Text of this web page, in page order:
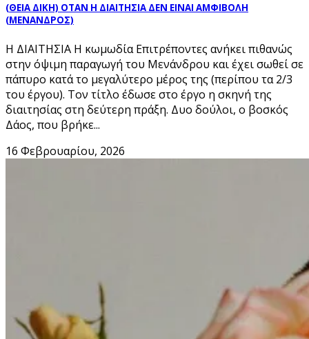
(ΘΕΙΑ ΔΙΚΗ) ΟΤΑΝ Η ΔΙΑΙΤΗΣΙΑ ΔΕΝ ΕΙΝΑΙ ΑΜΦΙΒΟΛΗ
(ΜΕΝΑΝΔΡΟΣ)
Η ΔΙΑΙΤΗΣΙΑ Η κωμωδία Επιτρέποντες ανήκει πιθανώς
στην όψιμη παραγωγή του Μενάνδρου και έχει σωθεί σε
πάπυρο κατά το μεγαλύτερο μέρος της (περίπου τα 2/3
του έργου). Τον τίτλο έδωσε στο έργο η σκηνή της
διαιτησίας στη δεύτερη πράξη. Δυο δούλοι, ο βοσκός
Δάος, που βρήκε...
16 Φεβρουαρίου, 2026